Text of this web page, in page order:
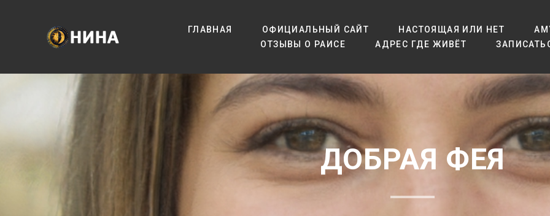
ГЛАВНАЯ ОФИЦИАЛЬНЫЙ САЙТ НАСТОЯЩАЯ ИЛИ НЕТ
ОТЗЫВЫ О РАИСЕ
АДРЕС ГДЕ ЖИВЁТ
ДОБРАЯ ФЕЯ